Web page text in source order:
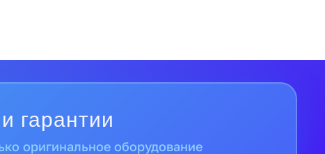
гарантии
оригинальное оборудование